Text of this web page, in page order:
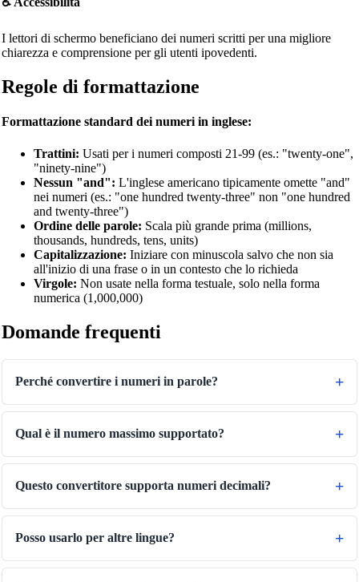
I lettori di schermo beneficiano dei numeri scritti per una migliore
chiarezza e comprensione per gli utenti ipovedenti.
Regole di formattazione
Formattazione standard dei numeri in inglese:
Trattini: Usati per i numeri composti 21-99 (es.: "twenty-one",
"ninety-nine")
Nessun "and": L'inglese americano tipicamente omette "and"
nei numeri (es.: "one hundred twenty-three" non "one hundred
and twenty-three")
Ordine delle parole: Scala più grande prima (millions,
thousands, hundreds, tens, units)
Capitalizzazione: Iniziare con minuscola salvo che non sia
all'inizio di una frase o in un contesto che lo richieda
Virgole: Non usate nella forma testuale, solo nella forma
numerica (1,000,000)
Domande frequenti
Perché convertire i numeri in parole?
Qual è il numero massimo supportato?
Questo convertitore supporta numeri decimali?
Posso usarlo per altre lingue?